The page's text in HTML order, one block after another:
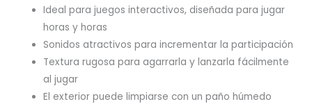
Ideal para juegos interactivos, diseñada para jugar
horas y horas
Sonidos atractivos para incrementar la participación
Textura rugosa para agarrarla y lanzarla fácilmente
al jugar
El exterior puede limpiarse con un paño húmedo